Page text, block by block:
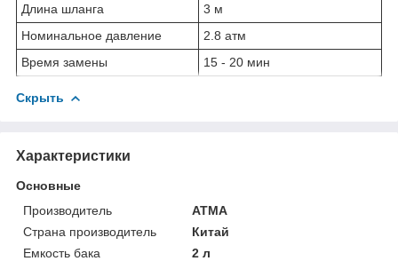
Длина шланга
3 м
Номинальное давление
2.8 атм
Время замены
15 - 20 мин
Скрыть
Характеристики
Основные
Производитель
ATMA
Страна производитель
Китай
Емкость бака
2 л